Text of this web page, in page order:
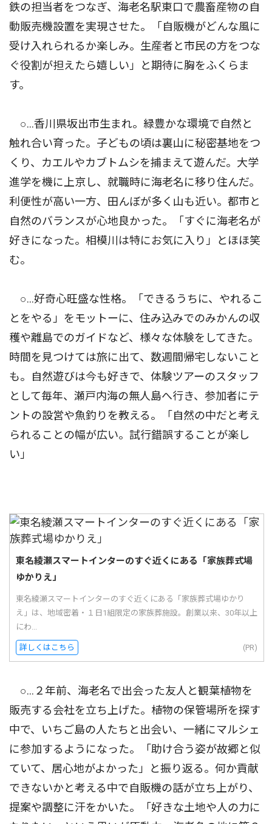
鉄の担当者をつなぎ、海老名駅東口で農畜産物の自
動販売機設置を実現させた。「自販機がどんな風に
受け入れられるか楽しみ。生産者と市民の方をつな
ぐ役割が担えたら嬉しい」と期待に胸をふくらま
す。
○…香川県坂出市生まれ。緑豊かな環境で自然と
触れ合い育った。子どもの頃は裏山に秘密基地をつ
くり、カエルやカブトムシを捕まえて遊んだ。大学
進学を機に上京し、就職時に海老名に移り住んだ。
利便性が高い一方、田んぼが多く山も近い。都市と
自然のバランスが心地良かった。「すぐに海老名が
好きになった。相模川は特にお気に入り」とほほ笑
む。
○…好奇心旺盛な性格。「できるうちに、やれるこ
とをやる」をモットーに、住み込みでのみかんの収
穫や離島でのガイドなど、様々な体験をしてきた。
時間を見つけては旅に出て、数週間帰宅しないこと
も。自然遊びは今も好きで、体験ツアーのスタッフ
として毎年、瀬戸内海の無人島へ行き、参加者にテ
ントの設営や魚釣りを教える。「自然の中だと考え
られることの幅が広い。試行錯誤することが楽し
い」
東名綾瀬スマートインターのすぐ近くにある「家族葬式場
ゆかりえ」
東名綾瀬スマートインターのすぐ近くにある「家族葬式場ゆかり
え」は、地域密着・１日1組限定の家族葬施設。創業以来、30年以上
にわ...
詳しくはこちら (PR)
○…２年前、海老名で出会った友人と観葉植物を
販売する会社を立ち上げた。植物の保管場所を探す
中で、いちご島の人たちと出会い、一緒にマルシェ
に参加するようになった。「助け合う姿が故郷と似
ていて、居心地がよかった」と振り返る。何か貢献
できないかと考える中で自販機の話が立ち上がり、
提案や調整に汗をかいた。「好きな土地や人の力に